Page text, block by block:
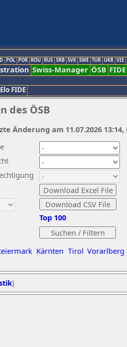
POL POR ROU RUS SRB SVK SWE TUR UKR VIE
Swiss-Manager ÖSB FIDE
Elo FIDE
des ÖSB
Kärnten Tirol Vorarlberg
Top 100
Änderung am 11.07.2026
)